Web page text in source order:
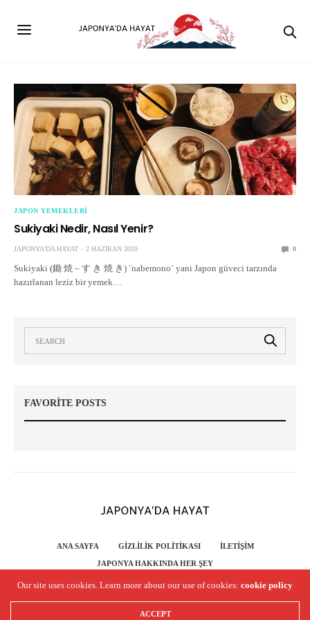
JAPON YEMEKLERI
Sukiyaki Nedir, Nasıl Yenir?
JAPONYA'DA HAYAT 2 HAZIRAN 2020 0
Sukiyaki (鋤 焼 – す き 焼 き) ¨nabemono¨ yani Japon güveci tarzında
hazırlanan leziz bir yemek…
FAVORITE POSTS
ANA SAYFA GIZLILIK POLITIKASI İLETIŞIM
JAPONYA HAKKINDA HER ŞEY
Japonya'da Hayat - Copyright 2020 - All RIGHTS RESERVED.
Our site uses cookies. Learn more about our use of cookies: cookie policy
ACCEPT